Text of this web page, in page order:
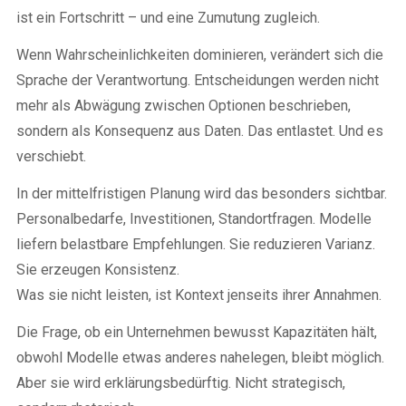
ist ein Fortschritt – und eine Zumutung zugleich.
Wenn Wahrscheinlichkeiten dominieren, verändert sich die
Sprache der Verantwortung. Entscheidungen werden nicht
mehr als Abwägung zwischen Optionen beschrieben,
sondern als Konsequenz aus Daten. Das entlastet. Und es
verschiebt.
In der mittelfristigen Planung wird das besonders sichtbar.
Personalbedarfe, Investitionen, Standortfragen. Modelle
liefern belastbare Empfehlungen. Sie reduzieren Varianz.
Sie erzeugen Konsistenz.
Was sie nicht leisten, ist Kontext jenseits ihrer Annahmen.
Die Frage, ob ein Unternehmen bewusst Kapazitäten hält,
obwohl Modelle etwas anderes nahelegen, bleibt möglich.
Aber sie wird erklärungsbedürftig. Nicht strategisch,